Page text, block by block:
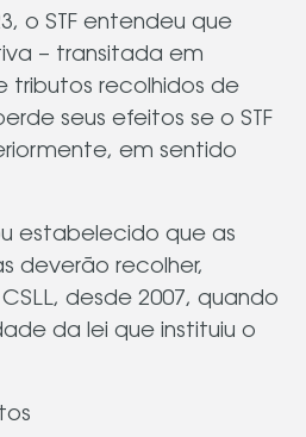
o STF entendeu que
– transitada em
tributos recolhidos de
seus efeitos se o STF
em sentido
estabelecido que as
deverão recolher,
desde 2007, quando
da lei que instituiu o